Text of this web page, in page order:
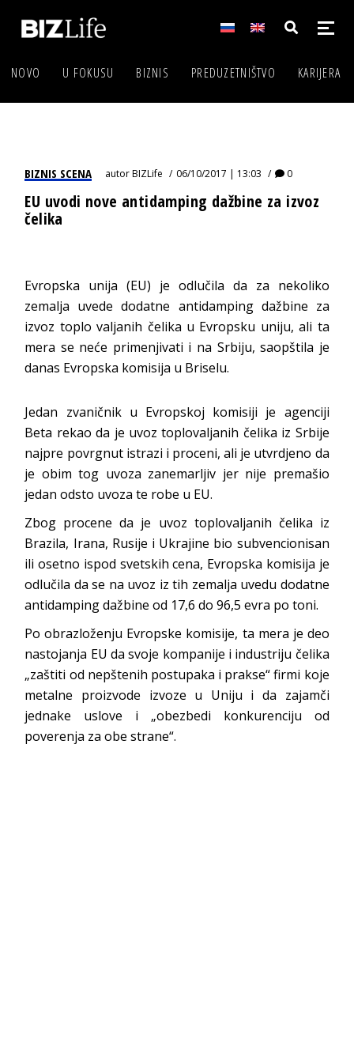
NOVO U FOKUSU BIZNIS PREDUZETNIŠTVO KARIJERA
BIZNIS SCENA autorBIZLife 06/10/2017 | 13:03 0
EU uvodi nove antidamping dažbine za izvoz
čelika
Evropska unija (EU) je odlučila da za nekoliko
zemalja uvede dodatne antidamping dažbine za
izvoz toplo valjanih čelika u Evropsku uniju, ali ta
mera se neće primenjivati i na Srbiju, saopštila je
danas Evropska komisija u Briselu.
Jedan zvaničnik u Evropskoj komisiji je agenciji
Beta rekao da je uvoz toplovaljanih čelika iz Srbije
najpre povrgnut istrazi i proceni, ali je utvrdjeno da
je obim tog uvoza zanemarljiv jer nije premašio
jedan odsto uvoza te robe u EU.
Zbog procene da je uvoz toplovaljanih čelika iz
Brazila, Irana, Rusije i Ukrajine bio subvencionisan
ili osetno ispod svetskih cena, Evropska komisija je
odlučila da se na uvoz iz tih zemalja uvedu dodatne
antidamping dažbine od 17,6 do 96,5 evra po toni.
Po obrazloženju Evropske komisije, ta mera je deo
nastojanja EU da svoje kompanije i industriju čelika
„zaštiti od nepštenih postupaka i prakse“ firmi koje
metalne proizvode izvoze u Uniju i da zajamči
jednake uslove i „obezbedi konkurenciju od
poverenja za obe strane“.